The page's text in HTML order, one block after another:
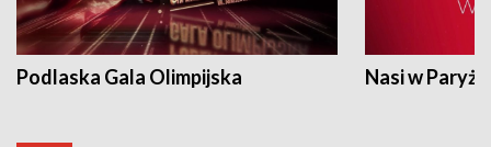
Podlaska Gala Olimpijska Nasi w Paryżu